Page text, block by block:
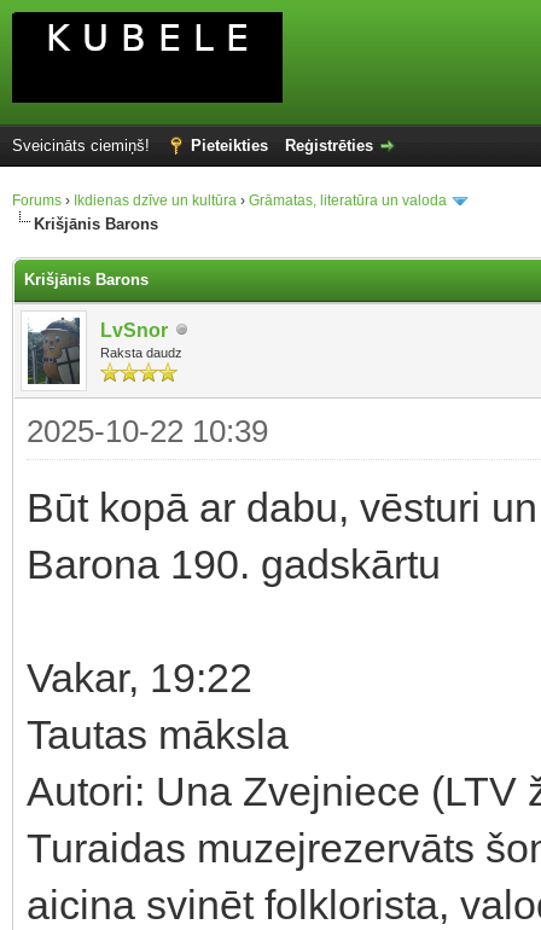
Sveicināts ciemiņš! Pieteikties Reģistrēties
Forums › Ikdienas dzīve un kultūra › Grāmatas, literatūra un valoda
Krišjānis Barons
Krišjānis Barons
LvSnor
Raksta daudz
2025-10-22 10:39
Būt kopā ar dabu, vēsturi
Barona 190. gadskārtu
Vakar, 19:22
Tautas māksla
Autori: Una Zvejniece (LTV
Turaidas muzejrezervāts
aicina svinēt folklorista,